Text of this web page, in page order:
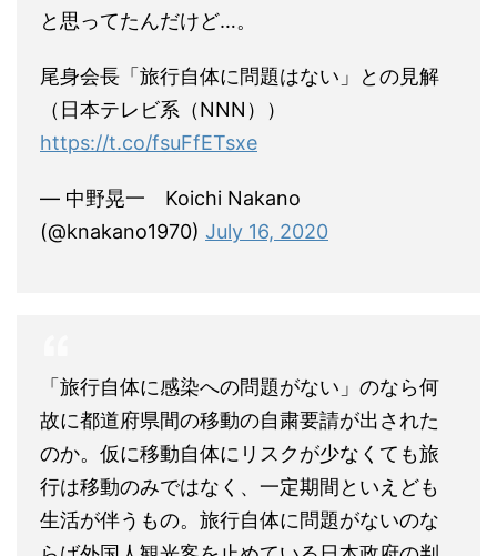
と思ってたんだけど…。
尾身会長「旅行自体に問題はない」との見解
（日本テレビ系（NNN））
https://t.co/fsuFfETsxe
— 中野晃一 Koichi Nakano
(@knakano1970) July 16, 2020
「旅行自体に感染への問題がない」のなら何
故に都道府県間の移動の自粛要請が出された
のか。仮に移動自体にリスクが少なくても旅
行は移動のみではなく、一定期間といえども
生活が伴うもの。旅行自体に問題がないのな